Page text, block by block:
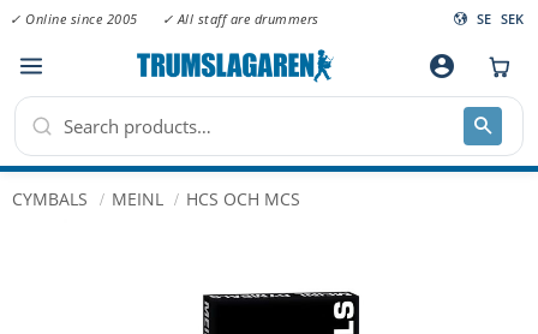
Menu
✓ Online since 2005 ✓ All staff are drummers SE SEK
account_circle
CYMBALS MEINL HCS OCH MCS